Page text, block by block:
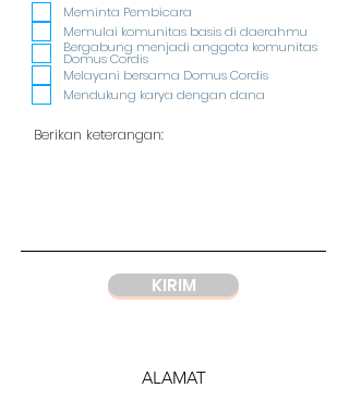
ALAMAT
q
i
r
e
d
Meminta Pembicara
Memulai komunitas basis di daerahmu
Bergabung menjadi anggota komunitas
Domus Cordis
Melayani bersama Domus Cordis
Mendukung karya dengan dana
KIRIM